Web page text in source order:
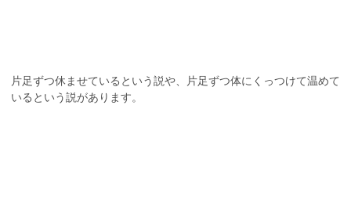
片足ずつ休ませているという説や、片足ずつ体にくっつけて温めて
いるという説があります。